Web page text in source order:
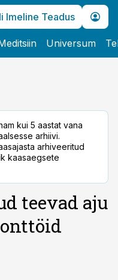
Imeline Teadus
Universum
kui 5 aastat vana
arhiivi.
arhiveeritud
kaasaegsete
teevad aju